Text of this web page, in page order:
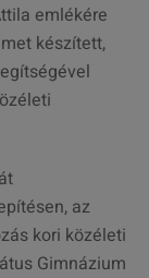
emlékére
készített,
az
kori közéleti
Gimnázium